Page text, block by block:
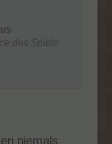
des Spiels
für
niemals